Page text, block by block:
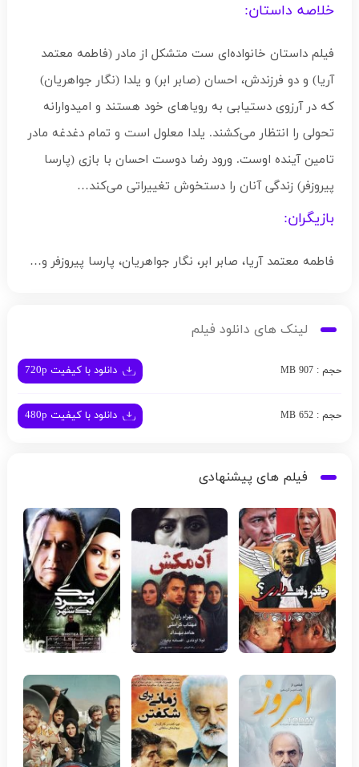
خلاصه داستان:
فیلم داستان خانواده‌ای ست متشکل از مادر (فاطمه معتمد
آریا) و دو فرزندش، احسان (صابر ابر) و یلدا (نگار جواهریان)
که در آرزوی دستیابی به رویاهای خود هستند و امیدوارانه
تحولی را انتظار می‌کشند. یلدا معلول است و تمام دغدغه مادر
تامین آینده اوست. ورود رضا دوست احسان با بازی (پارسا
پیروزفر) زندگی آنان را دستخوش تغییراتی می‌کند…
بازیگران:
فاطمه معتمد آریا، صابر ابر، نگار جواهریان، پارسا پیروزفر و…
لینک های دانلود فیلم
حجم : 907 MB دانلود با کیفیت 720p
حجم : 652 MB دانلود با کیفیت 480p
فیلم های پیشنهادی